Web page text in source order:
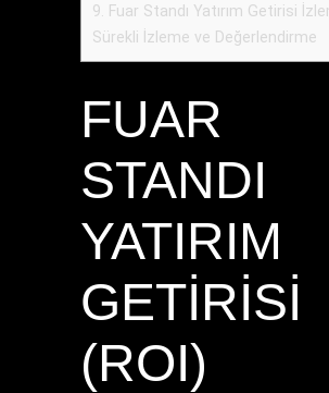
9. Fuar Standı Yatırım Getirisi
Sürekli İzleme ve Değerlendirme
FUAR
STANDI
YATIRIM
GETIRISI
(ROI)